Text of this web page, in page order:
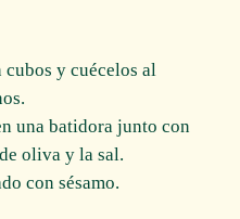
cubos y cuécelos al
una batidora junto con
oliva y la sal.
con sésamo.